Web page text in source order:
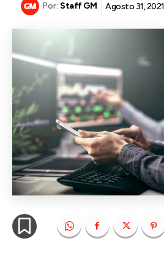
Por: Staff GM Agosto 31, 2021